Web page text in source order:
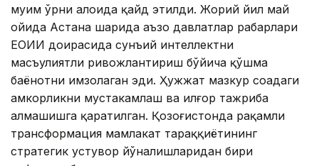
муҳим ўрни алоҳида қайд этилди. Жорий йил май
ойида Астана шаҳрида аъзо давлатлар раҳбарлари
ЕОИИ доирасида сунъий интеллектни
масъулиятли ривожлантириш бўйича қўшма
баёнотни имзолаган эди. Ҳужжат мазкур соҳадаги
ҳамкорликни мустаҳкамлаш ва илғор тажриба
алмашишга қаратилган. Қозоғистонда рақамли
трансформация мамлакат тараққиётининг
стратегик устувор йўналишларидан бири